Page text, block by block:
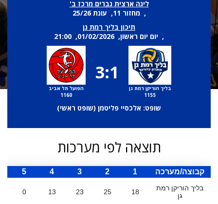
ליגה ארצית גברים מרכז ב'
, מחזור 11, עונת 25/26
תיכון בליך רמת גן
, יום יום ראשון, 01/02/2026, 21:00
בליך הוריקן רמת גן
1155
3:1
הפועל תל אביב
1160
שופט: אלכסיי פליטמן (שופט ראשי)
תוצאה לפי מערכות
קבוצה/מערכה 1
2
3
4
5
בליך הוריקן רמת
גן
18
25
23
13
0